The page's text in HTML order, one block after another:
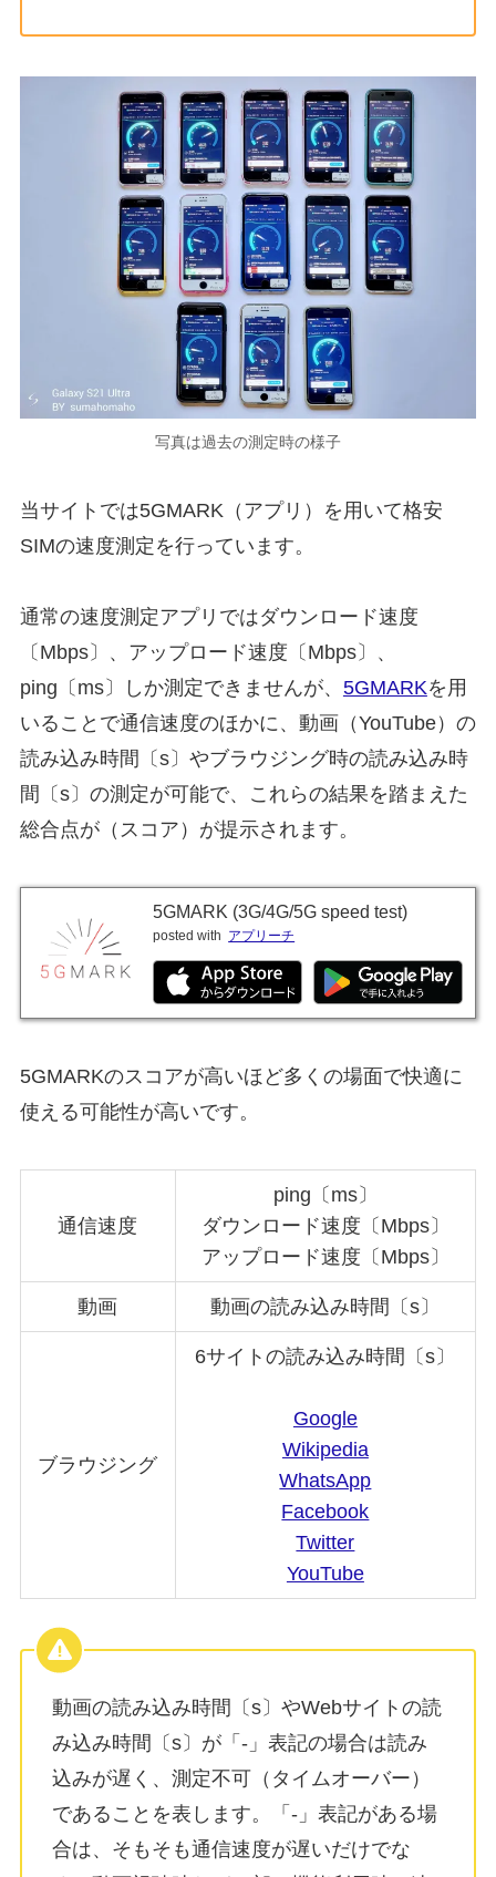
写真は過去の測定時の様子
当サイトでは5GMARK（アプリ）を用いて格安
SIMの速度測定を行っています。
通常の速度測定アプリではダウンロード速度
〔Mbps〕、アップロード速度〔Mbps〕、
ping〔ms〕しか測定できませんが、 5GMARKを用
いることで通信速度のほかに、動画（YouTube）の
読み込み時間〔s〕やブラウジング時の読み込み時
間〔s〕の測定が可能で、これらの結果を踏まえた
総合点が（スコア）が提示されます。
5GMARK (3G/4G/5G speed test)
posted with アプリーチ
5GMARKのスコアが高いほど多くの場面で快適に
使える可能性が高いです。
通信速度
ping〔ms〕
ダウンロード速度〔Mbps〕
アップロード速度〔Mbps〕
動画 動画の読み込み時間〔s〕
ブラウジング
6サイトの読み込み時間〔s〕
Google
Wikipedia
WhatsApp
Facebook
Twitter
YouTube
動画の読み込み時間〔s〕やWebサイトの読
み込み時間〔s〕が「-」表記の場合は読み
込みが遅く、測定不可（タイムオーバー）
であることを表します。「-」表記がある場
合は、そもそも通信速度が遅いだけでな